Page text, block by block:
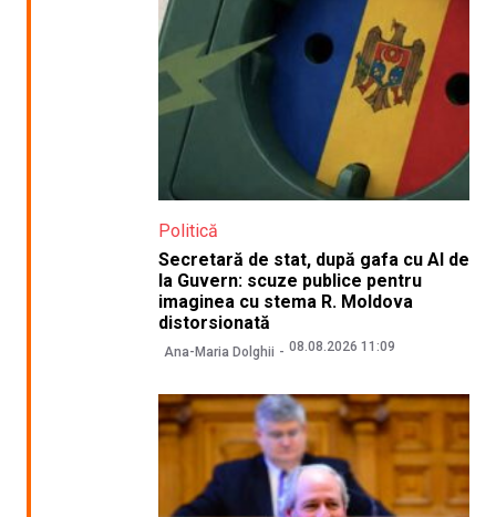
Politică
Secretară de stat, după gafa cu AI de
la Guvern: scuze publice pentru
imaginea cu stema R. Moldova
distorsionată
Ana-Maria Dolghii 08.08.2026 11:09